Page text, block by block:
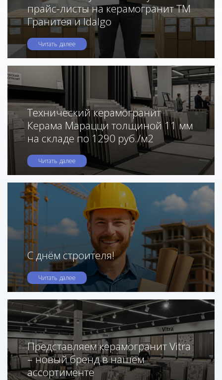
прайс-листы на керамогранит ТМ
Гранитея и Idalgo
Читать далее
Технический керамогранит
Керама Марацци толщиной 11 мм
на складе по 1290 руб./м2
Читать далее
С днём строителя!
Читать далее
Представляем керамогранит Vitra
– новый бренд в нашем
ассортименте